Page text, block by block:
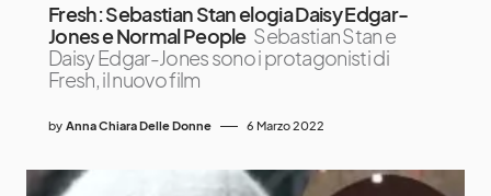
Fresh: Sebastian Stan elogia Daisy Edgar-
Jones e Normal People Sebastian Stan e
Daisy Edgar-Jones sono i protagonisti di
Fresh, il nuovo film
by Anna Chiara Delle Donne 6 Marzo 2022